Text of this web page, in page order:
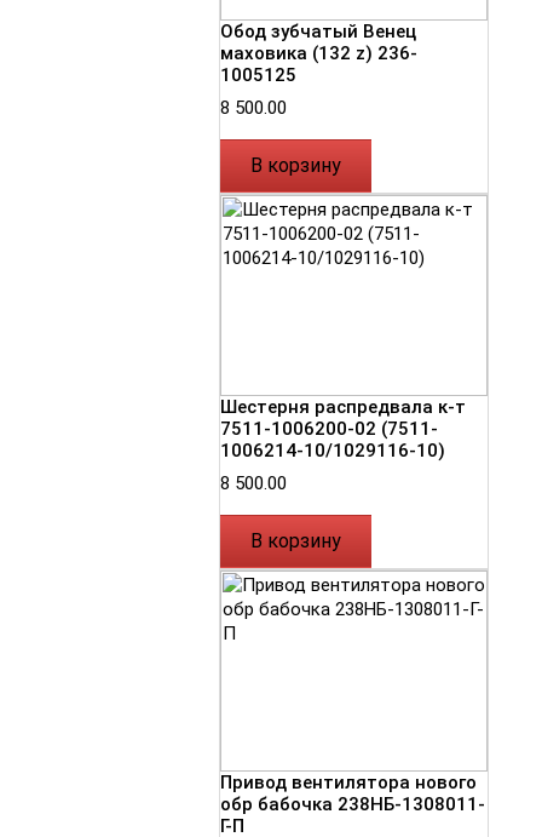
Обод зубчатый Венец
маховика (132 z) 236-
1005125
8 500.00
В корзину
Шестерня распредвала к-т
7511-1006200-02 (7511-
1006214-10/1029116-10)
8 500.00
В корзину
Привод вентилятора нового
обр бабочка 238НБ-1308011-
Г-П